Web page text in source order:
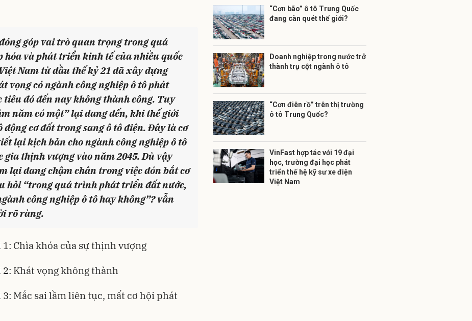
góp vai trò quan trọng trong quá
hóa và phát triển kinh tế của nhiều quốc
Nam từ đầu thế kỷ 21 đã xây dựng
vọng có ngành công nghiệp ô tô phát
đó đến nay không thành công. Tuy
năm có một” lại đang đến, khi thế giới
động cơ đốt trong sang ô tô điện. Đây là cơ
lại kịch bản cho ngành công nghiệp ô tô
gia thịnh vượng vào năm 2045. Dù vậy
lại đang chậm chân trong việc đón bắt cơ
hỏi “trong quá trình phát triển đất nước,
công nghiệp ô tô hay không”? vẫn
rõ ràng.
1: Chìa khóa của sự thịnh vượng
2: Khát vọng không thành
3: Mắc sai lầm liên tục, mất cơ hội phát
“Cơn bão” ô tô Trung Quốc
đang càn quét thế giới?
Doanh nghiệp trong nước trở
thành trụ cột ngành ô tô
“Cơn điên rồ” trên thị trường
ô tô Trung Quốc?
VinFast hợp tác với 19 đại
học, trường đại học phát
triển thế hệ kỹ sư xe điện
Việt Nam